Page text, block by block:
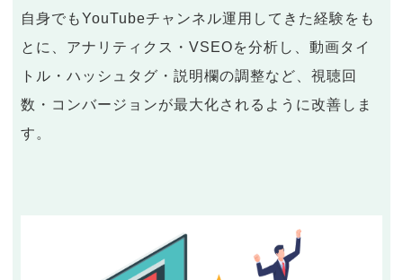
自身でもYouTubeチャンネル運用してきた経験をも
とに、アナリティクス・VSEOを分析し、動画タイ
トル・ハッシュタグ・説明欄の調整など、視聴回
数・コンバージョンが最大化されるように改善しま
す。